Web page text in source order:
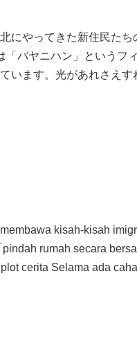
にやってきた新住民たち
バヤニハン」という
います。光があれさえす
kisah-kisah
rumah secara
cerita Selama ada